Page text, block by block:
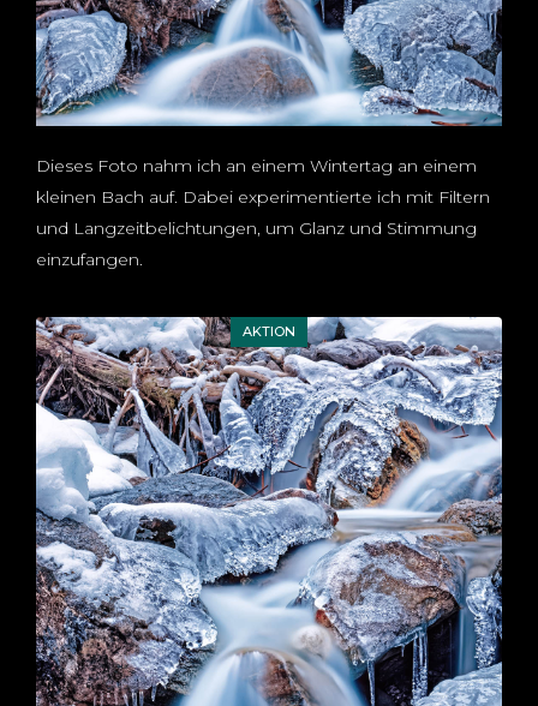
Dieses Foto nahm ich an einem Wintertag an einem
kleinen Bach auf. Dabei experimentierte ich mit Filtern
und Langzeitbelichtungen, um Glanz und Stimmung
einzufangen.
AKTION